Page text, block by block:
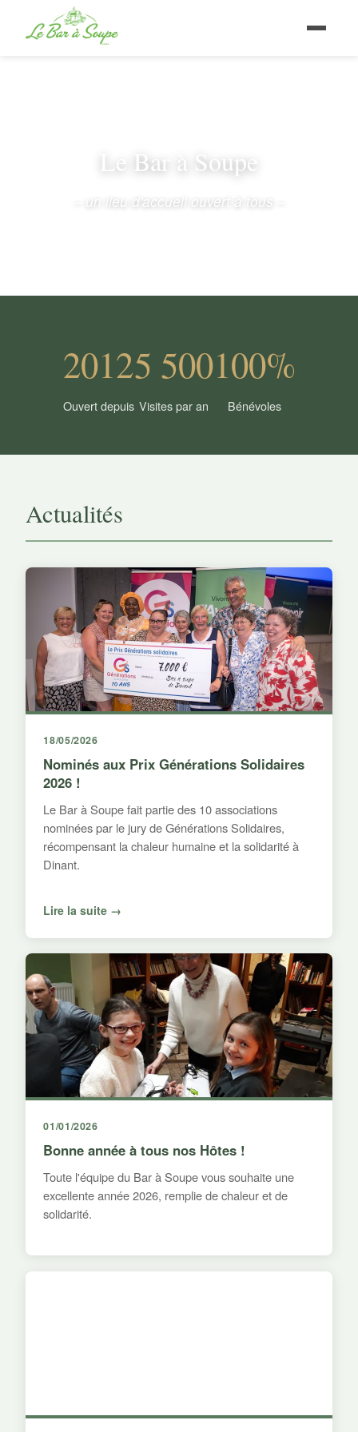
Le Bar à Soupe
– un lieu d'accueil ouvert à tous –
2012
Ouvert depuis
5 500
Visites par an
100%
Bénévoles
Actualités
18/05/2026
Nominés aux Prix Générations Solidaires
2026 !
Le Bar à Soupe fait partie des 10 associations
nominées par le jury de Générations Solidaires,
récompensant la chaleur humaine et la solidarité à
Dinant.
Lire la suite →
01/01/2026
Bonne année à tous nos Hôtes !
Toute l'équipe du Bar à Soupe vous souhaite une
excellente année 2026, remplie de chaleur et de
solidarité.